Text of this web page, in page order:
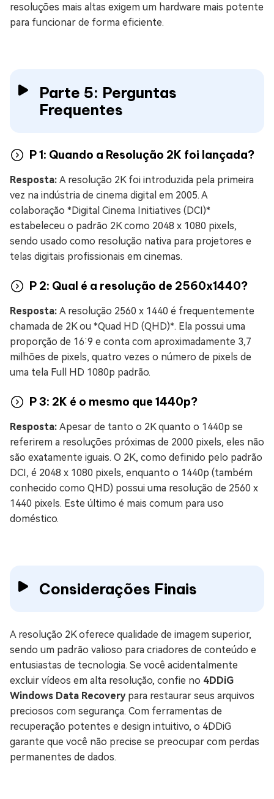
resoluções mais altas exigem um hardware mais potente
para funcionar de forma eficiente.
Parte 5: Perguntas
Frequentes
P 1: Quando a Resolução 2K foi lançada?
Resposta: A resolução 2K foi introduzida pela primeira
vez na indústria de cinema digital em 2005. A
colaboração *Digital Cinema Initiatives (DCI)*
estabeleceu o padrão 2K como 2048 x 1080 pixels,
sendo usado como resolução nativa para projetores e
telas digitais profissionais em cinemas.
P 2: Qual é a resolução de 2560x1440?
Resposta: A resolução 2560 x 1440 é frequentemente
chamada de 2K ou *Quad HD (QHD)*. Ela possui uma
proporção de 16:9 e conta com aproximadamente 3,7
milhões de pixels, quatro vezes o número de pixels de
uma tela Full HD 1080p padrão.
P 3: 2K é o mesmo que 1440p?
Resposta: Apesar de tanto o 2K quanto o 1440p se
referirem a resoluções próximas de 2000 pixels, eles não
são exatamente iguais. O 2K, como definido pelo padrão
DCI, é 2048 x 1080 pixels, enquanto o 1440p (também
conhecido como QHD) possui uma resolução de 2560 x
1440 pixels. Este último é mais comum para uso
doméstico.
Considerações Finais
A resolução 2K oferece qualidade de imagem superior,
sendo um padrão valioso para criadores de conteúdo e
entusiastas de tecnologia. Se você acidentalmente
excluir vídeos em alta resolução, confie no 4DDiG
Windows Data Recovery para restaurar seus arquivos
preciosos com segurança. Com ferramentas de
recuperação potentes e design intuitivo, o 4DDiG
garante que você não precise se preocupar com perdas
permanentes de dados.